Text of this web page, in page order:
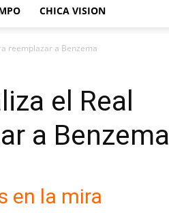
CHICA VISION
reemplazar a Benzema
el Real
a Benzema
en la mira